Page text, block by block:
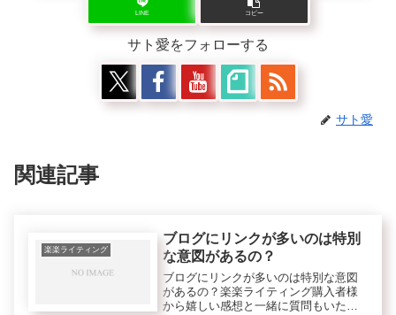
LINE コピー
サト愛をフォローする
サト愛
関連記事
楽楽ライティング
ブログにリンクが多いのは特別
な意図があるの？
ブログにリンクが多いのは特別な意図
があるの？楽楽ライティング購入者様
から嬉しい感想と一緒に質問もいただ